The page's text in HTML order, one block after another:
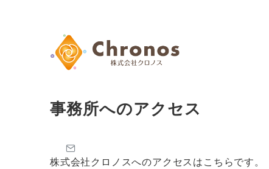
事務所へのアクセス
株式会社クロノスへのアクセスはこちらです。